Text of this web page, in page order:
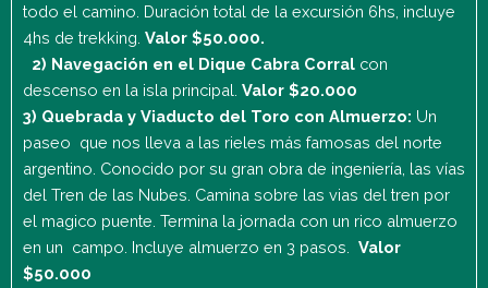
todo el camino. Duración total de la excursión 6hs, incluye
4hs de trekking. Valor $50.000.
2) Navegación en el Dique Cabra Corral con
descenso en la isla principal. Valor $20.000
3) Quebrada y Viaducto del Toro con Almuerzo: Un
paseo que nos lleva a las rieles más famosas del norte
argentino. Conocido por su gran obra de ingeniería, las vías
del Tren de las Nubes. Camina sobre las vias del tren por
el magico puente. Termina la jornada con un rico almuerzo
en un campo. Incluye almuerzo en 3 pasos. Valor
$50.000